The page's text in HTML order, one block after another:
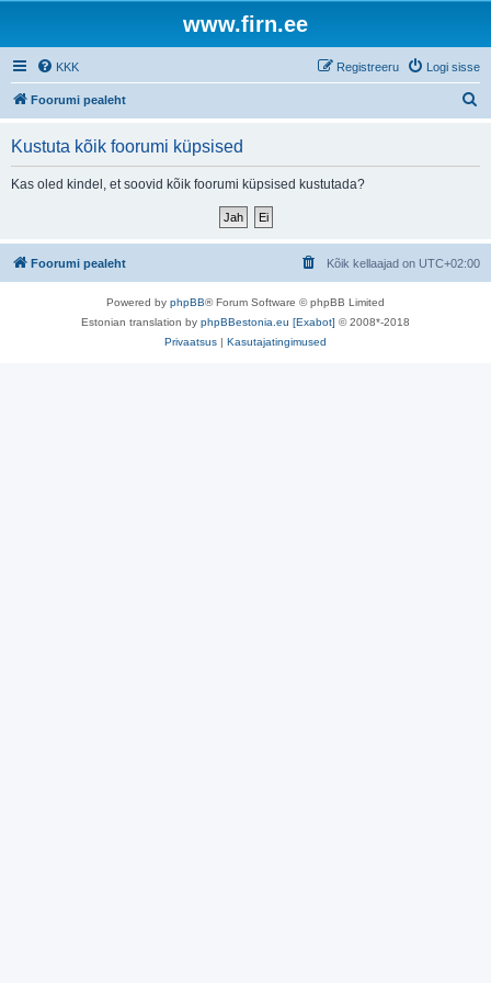
www.firn.ee
KKK Logi sisse
Registreeru
Foorumi pealeht
Kustuta kõik foorumi küpsised
Kas oled kindel, et soovid kõik foorumi küpsised kustutada?
Foorumi pealeht Kõik kellaajad on UTC+02:00
Powered by phpBB® Forum Software © phpBB Limited
Estonian translation by phpBBestonia.eu [Exabot] © 2008*-2018
Privaatsus | Kasutajatingimused